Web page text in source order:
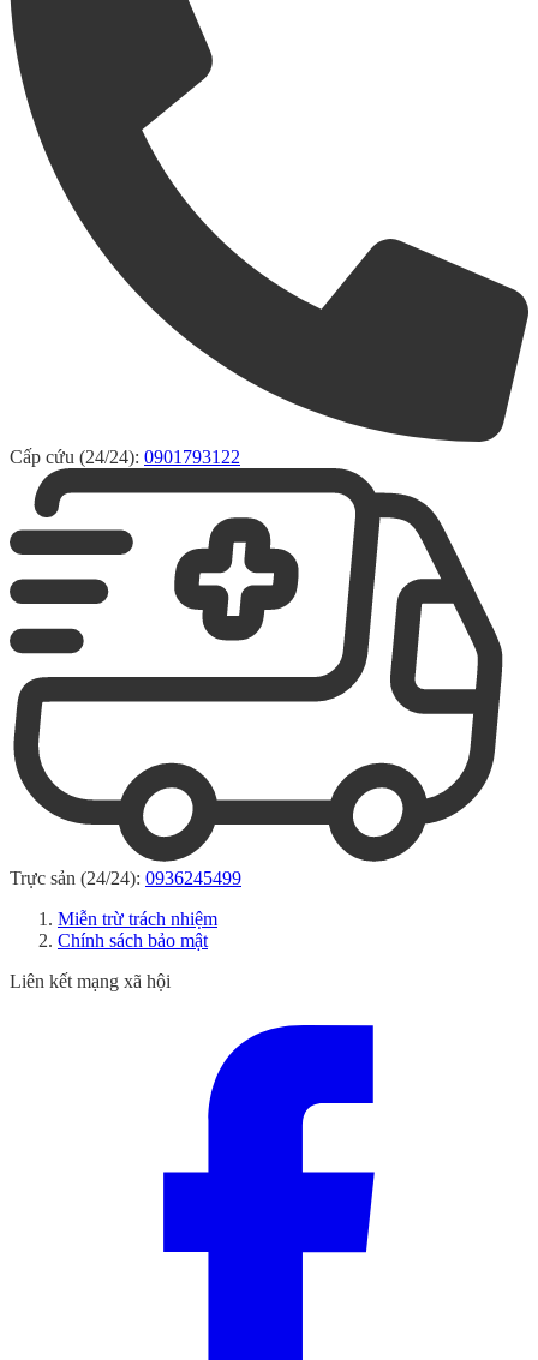
Cấp cứu (24/24): 0901793122
Trực sản (24/24): 0936245499
Miễn trừ trách nhiệm
Chính sách bảo mật
Liên kết mạng xã hội